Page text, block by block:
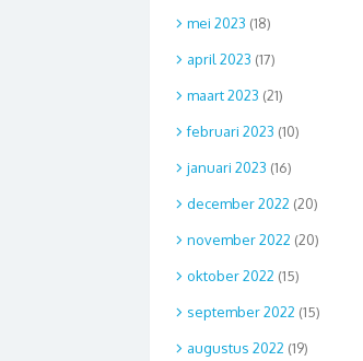
mei 2023 (18)
april 2023 (17)
maart 2023 (21)
februari 2023 (10)
januari 2023 (16)
december 2022 (20)
november 2022 (20)
oktober 2022 (15)
september 2022 (15)
augustus 2022 (19)